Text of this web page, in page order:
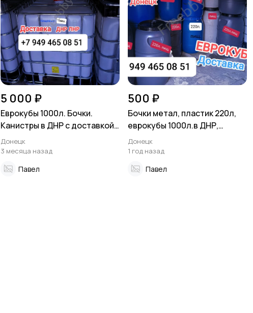
5 000 ₽
Еврокубы 1000л. Бочки.
Канистры в ДНР с доставкой
по низким ценам
Донецк
3 месяца назад
Павел
500 ₽
Бочки метал, пластик 220л,
еврокубы 1000л.в ДНР,
Донецк
Донецк
1 год назад
Павел